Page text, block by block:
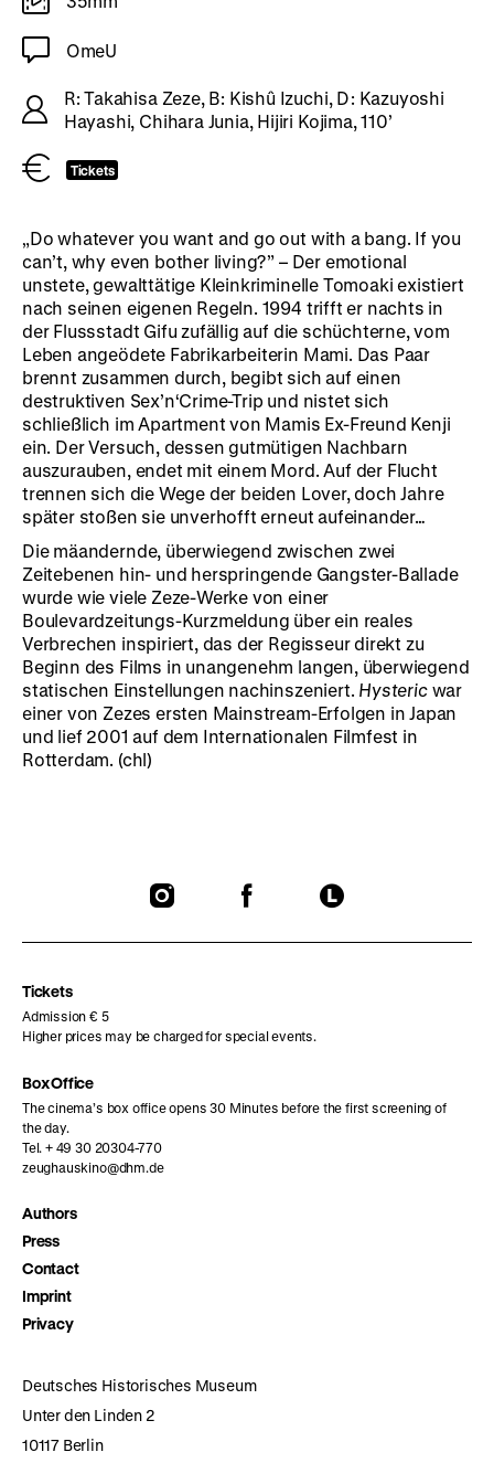
OmeU
R: Takahisa Zeze, B: Kishû Izuchi, D: Kazuyoshi
Hayashi, Chihara Junia, Hijiri Kojima, 110’
Tickets
„Do whatever you want and go out with a bang. If you
can’t, why even bother living?” – Der emotional
unstete, gewalttätige Kleinkriminelle Tomoaki existiert
nach seinen eigenen Regeln. 1994 trifft er nachts in
der Flussstadt Gifu zufällig auf die schüchterne, vom
Leben angeödete Fabrikarbeiterin Mami. Das Paar
brennt zusammen durch, begibt sich auf einen
destruktiven Sex’n‘Crime-Trip und nistet sich
schließlich im Apartment von Mamis Ex-Freund Kenji
ein. Der Versuch, dessen gutmütigen Nachbarn
auszurauben, endet mit einem Mord. Auf der Flucht
trennen sich die Wege der beiden Lover, doch Jahre
später stoßen sie unverhofft erneut aufeinander…
Die mäandernde, überwiegend zwischen zwei
Zeitebenen hin- und herspringende Gangster-Ballade
wurde wie viele Zeze-Werke von einer
Boulevardzeitungs-Kurzmeldung über ein reales
Verbrechen inspiriert, das der Regisseur direkt zu
Beginn des Films in unangenehm langen, überwiegend
statischen Einstellungen nachinszeniert. Hystericwar
einer von Zezes ersten Mainstream-Erfolgen in Japan
und lief 2001 auf dem Internationalen Filmfest in
Rotterdam. (chl)
To
To
To
Tickets
Admission € 5
Higher prices may be charged for special events.
Box Office
The cinema’s box office opens 30 Minutes before the first screening of
the day.
Tel. + 49 30 20304-770
zeughauskino@dhm.de
Authors
Press
Contact
Imprint
Privacy
Deutsches Historisches Museum
Unter den Linden 2
10117 Berlin